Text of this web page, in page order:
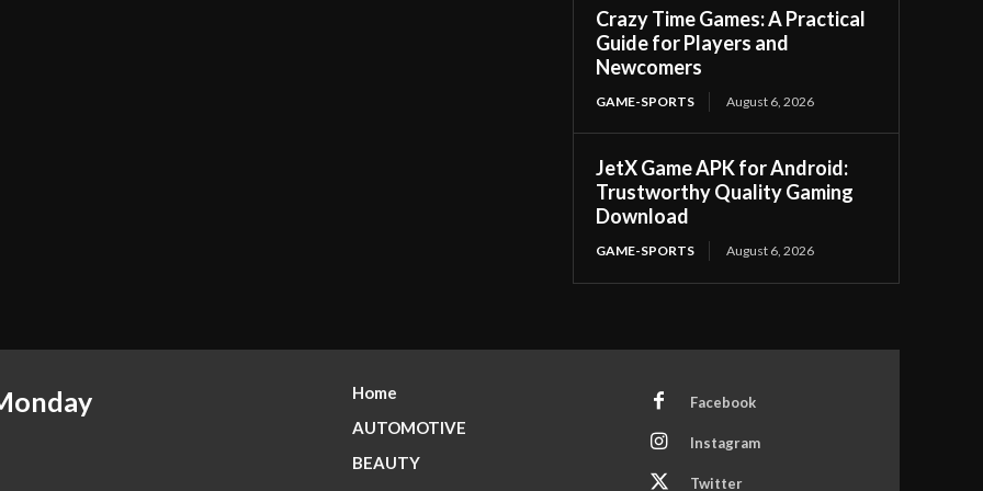
Crazy Time Games: A Practical
Guide for Players and
Newcomers
GAME-SPORTS August 6, 2026
JetX Game APK for Android:
Trustworthy Quality Gaming
Download
GAME-SPORTS August 6, 2026
Home
AUTOMOTIVE
BEAUTY
Facebook
Instagram
Twitter